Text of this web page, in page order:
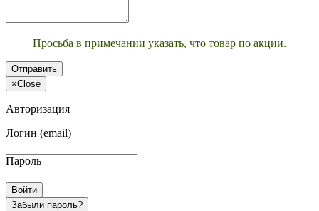
Просьба в примечании указать, что товар по акции.
Отправить
×Close
Авторизация
Логин (email)
Пароль
Войти
Забыли пароль?